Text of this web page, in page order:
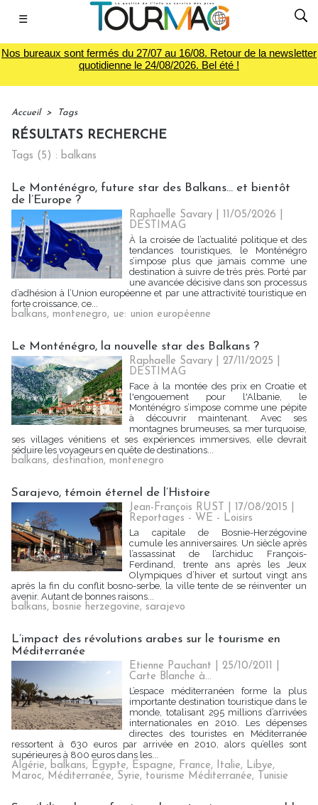
☰
Nos bureaux sont fermés du 27/07 au 16/08. Retour de la newsletter
quotidienne le 24/08/2026. Bel été !
Accueil > Tags
RÉSULTATS RECHERCHE
Tags (5) : balkans
Le Monténégro, future star des Balkans… et bientôt
de l’Europe ?
Raphaelle Savary | 11/05/2026
DESTIMAG
À la croisée de l’actualité politique et des
tendances touristiques, le Monténégro
s’impose plus que jamais comme une
destination à suivre de très près. Porté par
une avancée décisive dans son processus
d’adhésion à l’Union européenne et par une attractivité touristique en
forte croissance, ce...
balkans, montenegro, ue: union européenne
Le Monténégro, la nouvelle star des Balkans ?
Raphaelle Savary | 27/11/2025
DESTIMAG
Face à la montée des prix en Croatie et
l'engouement pour l'Albanie, le
Monténégro s’impose comme une pépite
à découvrir maintenant. Avec ses
montagnes brumeuses, sa mer turquoise,
ses villages vénitiens et ses expériences immersives, elle devrait
séduire les voyageurs en quête de destinations...
balkans, destination, montenegro
Sarajevo, témoin éternel de l’Histoire
Jean-François RUST | 17/08/2015
Reportages - WE - Loisirs
La capitale de Bosnie-Herzégovine
cumule les anniversaires. Un siècle après
l’assassinat de l’archiduc François-
Ferdinand, trente ans après les Jeux
Olympiques d’hiver et surtout vingt ans
après la fin du conflit bosno-serbe, la ville tente de se réinventer un
avenir. Autant de bonnes raisons...
balkans, bosnie herzegovine, sarajevo
L’impact des révolutions arabes sur le tourisme en
Méditerranée
Etienne Pauchant | 25/10/2011
Carte Blanche à...
L’espace méditerranéen forme la plus
importante destination touristique dans le
monde, totalisant 295 millions d’arrivées
internationales en 2010. Les dépenses
directes des touristes en Méditerranée
ressortent à 630 euros par arrivée en 2010, alors qu’elles sont
supérieures à 800 euros dans les...
Algérie, balkans, Egypte, Espagne, France, Italie, Libye,
Maroc, Méditerranée, Syrie, tourisme Méditerranée, Tunisie